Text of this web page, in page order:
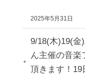
2025年5月31日
9/18(木)19(金
ん主催の音楽
頂きます！19